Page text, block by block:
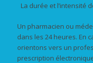
La durée et l’intensité
Un pharmacien ou
dans les 24 heures. En
orientons vers un
prescription